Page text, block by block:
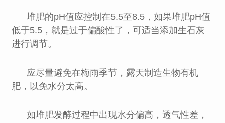
堆肥的pH值应控制在5.5至8.5，如果堆肥pH值
低于5.5，就是过于偏酸性了，可适当添加生石灰
进行调节。
应尽量避免在梅雨季节，露天制造生物有机
肥，以免水分太高。
如堆肥发酵过程中出现水分偏高，透气性差，